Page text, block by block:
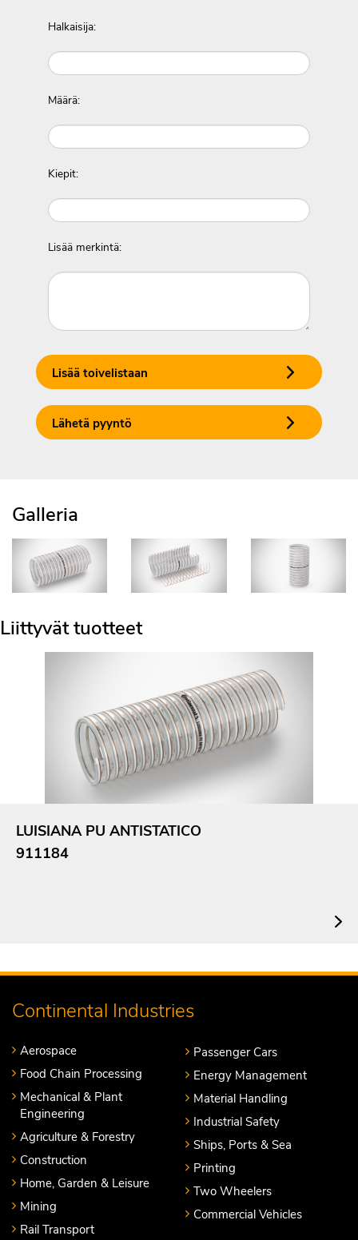
Halkaisija:
Määrä:
Kiepit:
Lisää merkintä:
Lisää toivelistaan
Lähetä pyyntö
Galleria
Liittyvät tuotteet
LUISIANA PU ANTISTATICO
911184
Continental Industries
Aerospace
Food Chain Processing
Mechanical & Plant
Engineering
Agriculture & Forestry
Construction
Home, Garden & Leisure
Mining
Rail Transport
Passenger Cars
Energy Management
Material Handling
Industrial Safety
Ships, Ports & Sea
Printing
Two Wheelers
Commercial Vehicles